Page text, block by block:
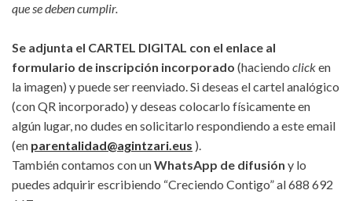
que se deben cumplir.
Se adjunta el CARTEL DIGITAL con el enlace al
formulario de inscripción incorporado (haciendo clicken
la imagen) y puede ser reenviado. Si deseas el cartel analógico
(con QR incorporado) y deseas colocarlo físicamente en
algún lugar, no dudes en solicitarlo respondiendo a este email
(en parentalidad@agintzari.eus ).
También contamos con unWhatsApp de difusión y lo
puedes adquirir escribiendo “Creciendo Contigo” al 688 692